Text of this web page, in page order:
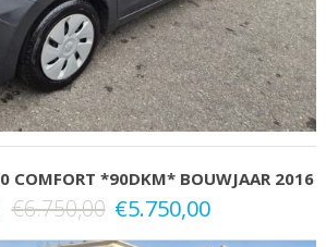
COMFORT *90DKM* BOUWJAAR 2016
€6.750,00 €5.750,00